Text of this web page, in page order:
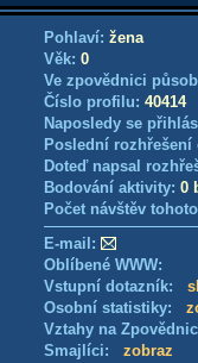
Pohlaví: žena
Věk: 0
Ve zpovědnici
Číslo profilu: 40414
Naposledy se
Poslední
Doteď napsal
Bodování aktivity: 0
Počet návštěv
E-mail:
Oblíbené WWW:
Vstupní dotazník:
Osobní statistiky:
Vztahy na
Smajlíci: zobraz